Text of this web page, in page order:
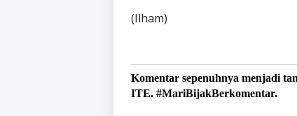
(Ilham)
Komentar sepenuhnya menjadi
ITE. #MariBijakBerkomentar.